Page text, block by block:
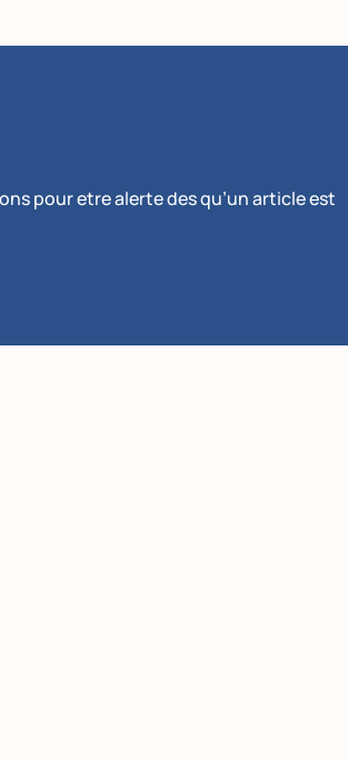
pour etre alerte des qu’un article est